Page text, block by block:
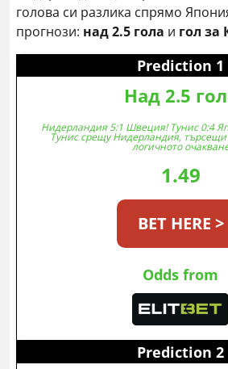
голова си разлика спрямо
прогнози: над 2.5 гола и гол за
Prediction 1
Над 2.5
Нидерландия 5:1 Швеция! Тунис 0:4
Тунис срещу Нидерландия, търсещи
логичното
1.49
BET HERE >
Odds from
Prediction 2